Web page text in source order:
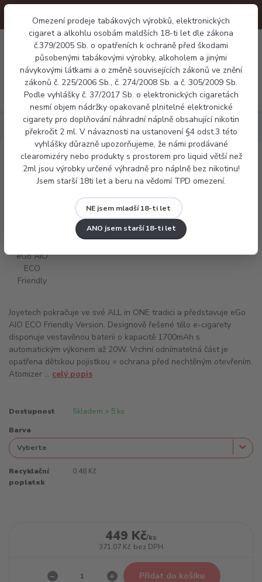
Omezení prodeje tabákových výrobků, elektronických
cigaret a alkohlu osobám maldších 18-ti let dle zákona
č.379/2005 Sb. o opatřeních k ochraně před škodami
působenými tabákovými výrobky, alkoholem a jinými
návykovými látkami a o změně souvisejících zákonů ve znění
zákonů č. 225/2006 Sb., č. 274/2008 Sb. a č. 305/2009 Sb.
Podle vyhlášky č. 37/2017 Sb. o elektronických cigaretách
nesmí objem nádržky opakovaně plnitelné elektronické
cigarety pro doplňování náhradní náplně obsahující nikotin
překročit 2 ml. V návaznosti na ustanovení §4 odst.3 této
vyhlášky důrazně upozorňujeme, že námi prodávané
clearomizéry nebo produkty s prostorem pro liquid větší než
2ml jsou výrobky určené výhradně pro náplně bez nikotinu!
Jsem starší 18ti let a beru na vědomí TPD omezení.
NE jsem mladší 18-ti let
ANO jsem starší 18-ti let
Menu
0 Kč
Elektronické cigarety Joyetech eGo AIO ECO Friendly Version
Joyetech eGo AIO ECO Friendly Version
Joyetech pokračuje ve své ALL in ONE tradici a představuje eGo
AIO ECO Friendly Version. Designově řešené tělo e-cigarety
disponuje vestavěnou baterii o kapacitě 1700mAh s
automatickým výkonem až 20W. Vrchní odnímatelná část je
opatřena dětskou pojistkou = ochrana před nechtěným otevřením.
Atomizer ... celý popis
Dostupnost Skladem > 5 ks
Barva
Recyklační
poplatek
0,48 Kč
449 Kč/ks
371,07 Kč bez DPH
Přidat do košíku